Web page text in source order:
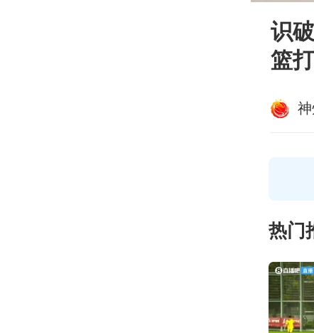
识
篮
热门